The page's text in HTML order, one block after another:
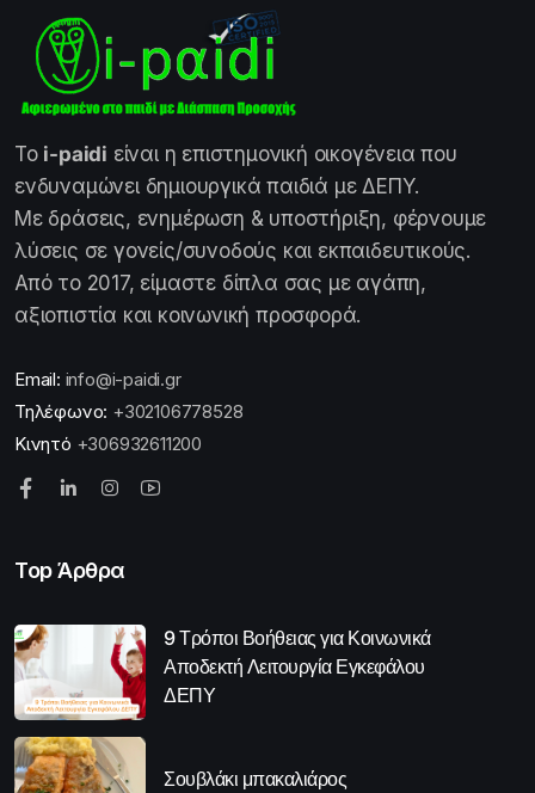
Το i-paidi είναι η επιστημονική οικογένεια που
ενδυναμώνει δημιουργικά παιδιά με ΔΕΠΥ.
Με δράσεις, ενημέρωση & υποστήριξη, φέρνουμε
λύσεις σε γονείς/συνοδούς και εκπαιδευτικούς.
Από το 2017, είμαστε δίπλα σας με αγάπη,
αξιοπιστία και κοινωνική προσφορά.
Email: info@i-paidi.gr
Τηλέφωνο: +302106778528
Κινητό +306932611200
Top Άρθρα
9 Τρόποι Βοήθειας για Κοινωνικά
Αποδεκτή Λειτουργία Εγκεφάλου
ΔΕΠΥ
Σουβλάκι μπακαλιάρος